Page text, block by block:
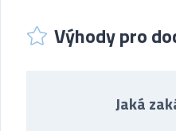
Výhody pro
Jaká